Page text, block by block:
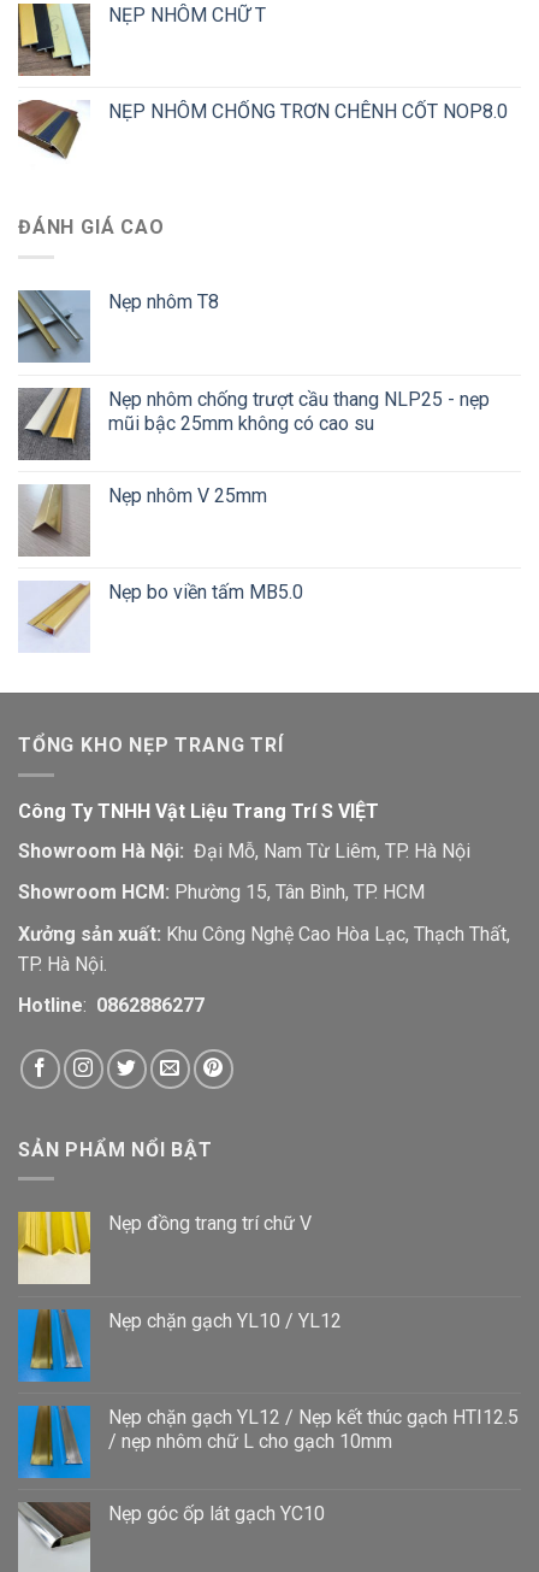
NẸP NHÔM CHỮ T
NẸP NHÔM CHỐNG TRƠN CHÊNH CỐT NOP8.0
ĐÁNH GIÁ CAO
Nẹp nhôm T8
Nẹp nhôm chống trượt cầu thang NLP25 - nẹp
mũi bậc 25mm không có cao su
Nẹp nhôm V 25mm
Nẹp bo viền tấm MB5.0
TỔNG KHO NẸP TRANG TRÍ
Công Ty TNHH Vật Liệu Trang Trí S VIỆT
Showroom Hà Nội: Đại Mỗ, Nam Từ Liêm, TP. Hà Nội
Showroom HCM: Phường 15, Tân Bình, TP. HCM
Xưởng sản xuất: Khu Công Nghệ Cao Hòa Lạc, Thạch Thất,
TP. Hà Nội.
Hotline: 0862886277
SẢN PHẨM NỔI BẬT
Nẹp đồng trang trí chữ V
Nẹp chặn gạch YL10 / YL12
Nẹp chặn gạch YL12 / Nẹp kết thúc gạch HTI12.5
/ nẹp nhôm chữ L cho gạch 10mm
Nẹp góc ốp lát gạch YC10